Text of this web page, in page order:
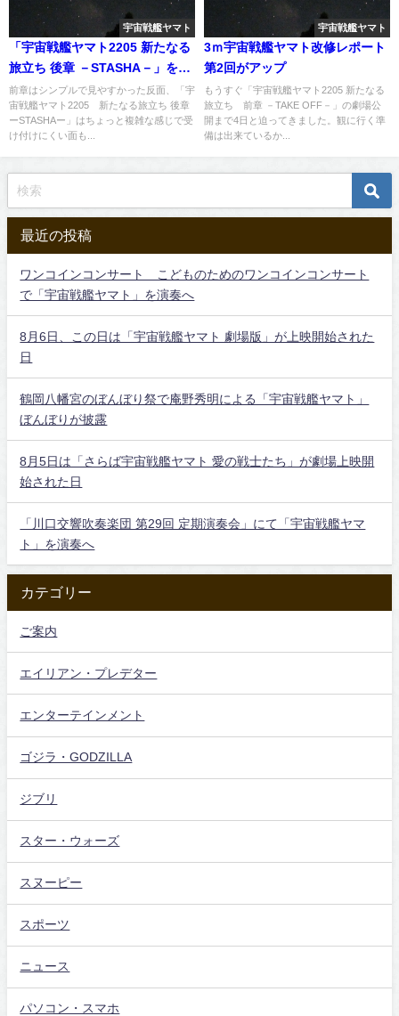
宇宙戦艦ヤマト
「宇宙戦艦ヤマト2205 新たなる
旅立ち 後章 －STASHA－」を再
度鑑賞して見る
前章はシンプルで見やすかった反面、「宇
宙戦艦ヤマト2205 新たなる旅立ち 後章
ーSTASHAー」はちょっと複雑な感じで受
け付けにくい面も...
宇宙戦艦ヤマト
3ｍ宇宙戦艦ヤマト改修レポート
第2回がアップ
もうすぐ「宇宙戦艦ヤマト2205 新たなる
旅立ち 前章 －TAKE OFF－」の劇場公
開まで4日と迫ってきました。観に行く準
備は出来ているか...
最近の投稿
ワンコインコンサート こどものためのワンコインコンサート
で「宇宙戦艦ヤマト」を演奏へ
8月6日、この日は「宇宙戦艦ヤマト 劇場版」が上映開始された
日
鶴岡八幡宮のぼんぼり祭で庵野秀明による「宇宙戦艦ヤマト」
ぼんぼりが披露
8月5日は「さらば宇宙戦艦ヤマト 愛の戦士たち」が劇場上映開
始された日
「川口交響吹奏楽団 第29回 定期演奏会」にて「宇宙戦艦ヤマ
ト」を演奏へ
カテゴリー
ご案内
エイリアン・プレデター
エンターテインメント
ゴジラ・GODZILLA
ジブリ
スター・ウォーズ
スヌーピー
スポーツ
ニュース
パソコン・スマホ